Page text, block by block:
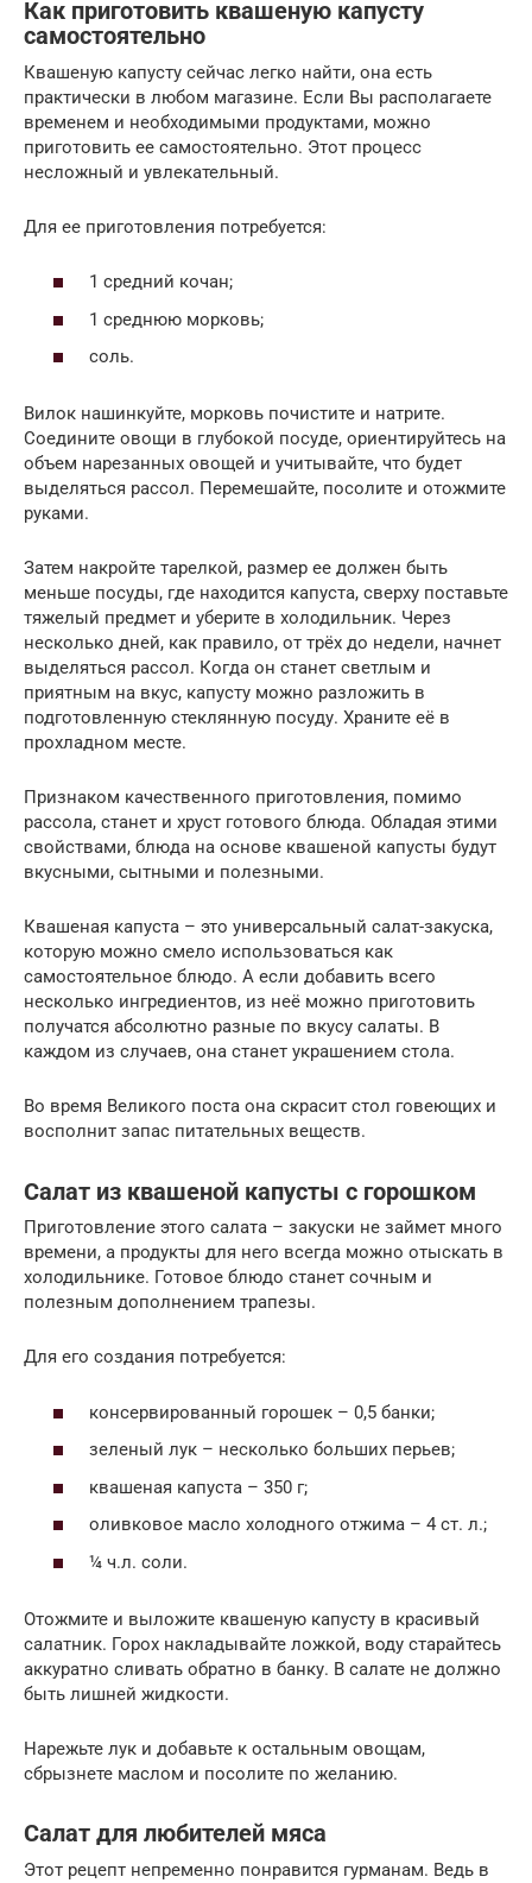
Как приготовить квашеную капусту
самостоятельно
Квашеную капусту сейчас легко найти, она есть
практически в любом магазине. Если Вы располагаете
временем и необходимыми продуктами, можно
приготовить ее самостоятельно. Этот процесс
несложный и увлекательный.
Для ее приготовления потребуется:
1 средний кочан;
1 среднюю морковь;
соль.
Вилок нашинкуйте, морковь почистите и натрите.
Соедините овощи в глубокой посуде, ориентируйтесь на
объем нарезанных овощей и учитывайте, что будет
выделяться рассол. Перемешайте, посолите и отожмите
руками.
Затем накройте тарелкой, размер ее должен быть
меньше посуды, где находится капуста, сверху поставьте
тяжелый предмет и уберите в холодильник. Через
несколько дней, как правило, от трёх до недели, начнет
выделяться рассол. Когда он станет светлым и
приятным на вкус, капусту можно разложить в
подготовленную стеклянную посуду. Храните её в
прохладном месте.
Признаком качественного приготовления, помимо
рассола, станет и хруст готового блюда. Обладая этими
свойствами, блюда на основе квашеной капусты будут
вкусными, сытными и полезными.
Квашеная капуста – это универсальный салат-закуска,
которую можно смело использоваться как
самостоятельное блюдо. А если добавить всего
несколько ингредиентов, из неё можно приготовить
получатся абсолютно разные по вкусу салаты. В
каждом из случаев, она станет украшением стола.
Во время Великого поста она скрасит стол говеющих и
восполнит запас питательных веществ.
Салат из квашеной капусты с горошком
Приготовление этого салата – закуски не займет много
времени, а продукты для него всегда можно отыскать в
холодильнике. Готовое блюдо станет сочным и
полезным дополнением трапезы.
Для его создания потребуется:
консервированный горошек – 0,5 банки;
зеленый лук – несколько больших перьев;
квашеная капуста – 350 г;
оливковое масло холодного отжима – 4 ст. л.;
¼ ч.л. соли.
Отожмите и выложите квашеную капусту в красивый
салатник. Горох накладывайте ложкой, воду старайтесь
аккуратно сливать обратно в банку. В салате не должно
быть лишней жидкости.
Нарежьте лук и добавьте к остальным овощам,
сбрызнете маслом и посолите по желанию.
Салат для любителей мяса
Этот рецепт непременно понравится гурманам. Ведь в